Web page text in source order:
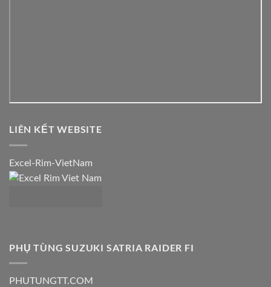
LIÊN KẾT WEBSITE
Excel-Rim-VietNam
PHỤ TÙNG SUZUKI SATRIA RAIDER FI
PHUTUNGTT.COM